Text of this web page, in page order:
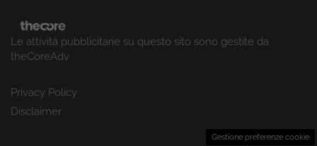
Le attività pubblicitarie su questo sito sono gestite da
theCoreAdv
Privacy Policy
Disclaimer
Gestione preferenze cookie